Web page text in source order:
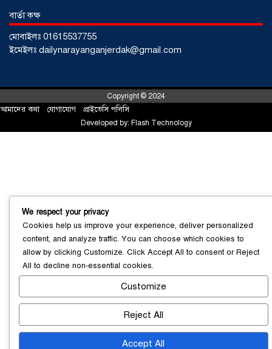
সোনারগাঁয়ে ৬৮ পিস ইয়াবাসহ নারী মাদক
সোনারগাঁয়ে পরিত্যক্ত উন্নয়ন প্রকল্প:
ঠিকাদারের গাফিলতি নাকি তদারকির অভাব
০২ আগস্ট ২০২৬
নারায়ণগঞ্জে জাতীয় যুব শক্তির নতুন কমিটি,
বার্তা কক্ষ
মোবাইলঃ 01615537755
ইমেইলঃ dailynarayanganjerdak@gmail.com
Copyright © 2024
আমাদের কথা যোগাযোগ প্রাইভেসি পলিসি
Developed by: Flash Technology
We respect your privacy
Cookies help us improve your experience, deliver personalized
content, and analyze traffic. You can choose which cookies to
allow by clicking Customize. Click Accept All to consent orReject
All to decline non-essential cookies.
Customize
Reject All
Accept All